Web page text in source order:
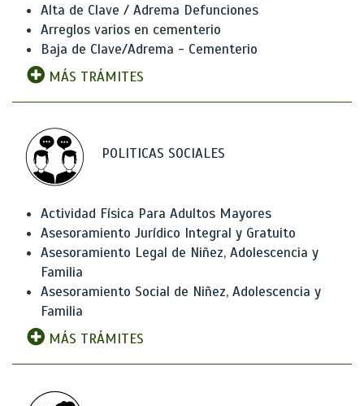
Alta de Clave / Adrema Defunciones
Arreglos varios en cementerio
Baja de Clave/Adrema - Cementerio
MÁS TRÁMITES
POLITICAS SOCIALES
Actividad Física Para Adultos Mayores
Asesoramiento Jurídico Integral y Gratuito
Asesoramiento Legal de Niñez, Adolescencia y
Familia
Asesoramiento Social de Niñez, Adolescencia y
Familia
MÁS TRÁMITES